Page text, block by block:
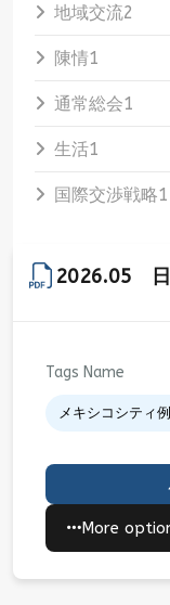
地域交流2
陳情1
通常総会1
生活1
国際交渉戦略1
2026.05 日
Tags Name
メキシコシティ
More